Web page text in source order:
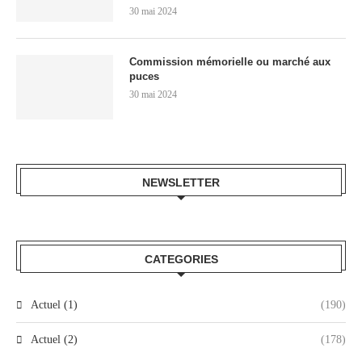
30 mai 2024
Commission mémorielle ou marché aux
puces
30 mai 2024
NEWSLETTER
CATEGORIES
Actuel (1) (190)
Actuel (2) (178)